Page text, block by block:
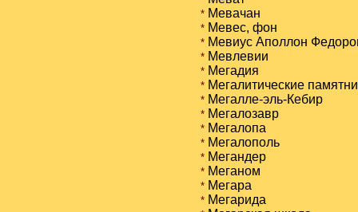
*Мевачан
*Мевес, фон
*Мевиус Аполлон
*Мевлевии
*Мегадия
*Мегалитические
*Мегалле-эль-Кебир
*Мегалозавр
*Мегалопа
*Мегалополь
*Мегандер
*Меганом
*Мегара
*Мегарида